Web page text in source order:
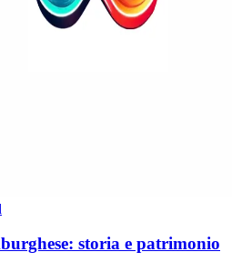
storia e patrimonio